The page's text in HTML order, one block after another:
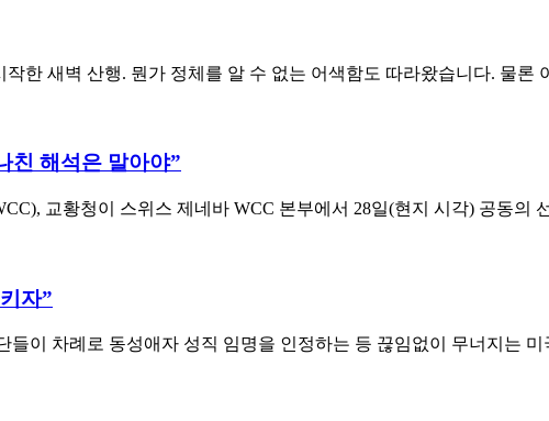
한 새벽 산행. 뭔가 정체를 알 수 없는 어색함도 따라왔습니다. 물
친 해석은 말아야”
교황청이 스위스 제네바 WCC 본부에서 28일(현지 시각) 공동의
자”
들이 차례로 동성애자 성직 임명을 인정하는 등 끊임없이 무너지는